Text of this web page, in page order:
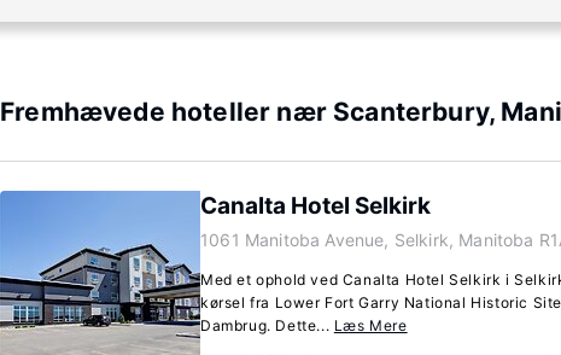
Fremhævede hoteller nær Scanterbury,
Canalta Hotel Selkirk
1061 Manitoba Avenue, Selkirk, Manitoba
Med et ophold ved Canalta Hotel Selkirk i
kørsel fra Lower Fort Garry National Historic
Dambrug. Dette... Læs Mere